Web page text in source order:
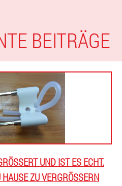
BEITRÄGE
UND IST ES ECHT. M
ZU VERGRÖSSERN